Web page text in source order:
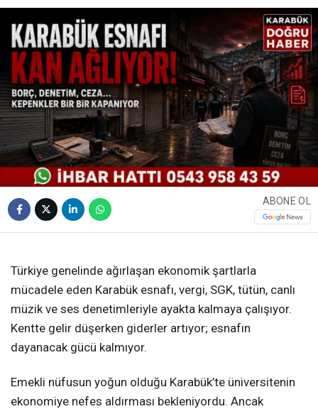
ABONE OL
Türkiye genelinde ağırlaşan ekonomik şartlarla
mücadele eden Karabük esnafı, vergi, SGK, tütün, canlı
müzik ve ses denetimleriyle ayakta kalmaya çalışıyor.
Kentte gelir düşerken giderler artıyor; esnafın
dayanacak gücü kalmıyor.
Emekli nüfusun yoğun olduğu Karabük’te üniversitenin
ekonomiye nefes aldırması bekleniyordu. Ancak